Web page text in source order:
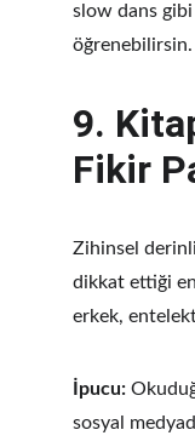
slow dans
öğrenebilirsin.
9.
Fikir
Zihinsel
dikkat ettiği
erkek,
İpucu:
sosyal